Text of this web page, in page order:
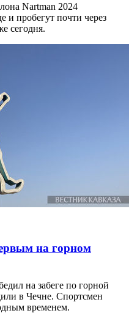
Nartman 2024
и пробегут почти через
сегодня.
на горном
на забеге по горной
в Чечне. Спортсмен
временем.